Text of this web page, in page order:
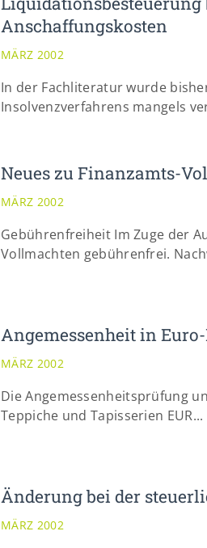
Anschaffungskosten
MÄRZ 2002
In der Fachliteratur wurde
Insolvenzverfahrens mangels
Neues zu Finanzamts-
MÄRZ 2002
Gebührenfreiheit Im Zuge der
Vollmachten gebührenfrei.
Angemessenheit in
MÄRZ 2002
Die Angemessenheitsprüfung
Teppiche und Tapisserien EUR...
Änderung bei der
MÄRZ 2002